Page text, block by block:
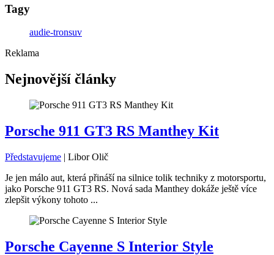
Tagy
audie-tronsuv
Reklama
Nejnovější články
Porsche 911 GT3 RS Manthey Kit
Představujeme | Libor Olič
Je jen málo aut, která přináší na silnice tolik techniky z motorsportu,
jako Porsche 911 GT3 RS. Nová sada Manthey dokáže ještě více
zlepšit výkony tohoto ...
Porsche Cayenne S Interior Style